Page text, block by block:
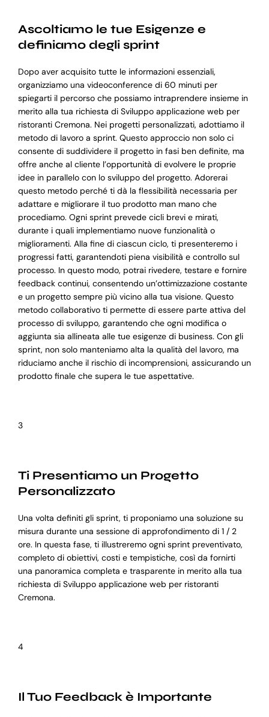
Ascoltiamo le tue Esigenze e
definiamo degli sprint
Dopo aver acquisito tutte le informazioni essenziali,
organizziamo una videoconference di 60 minuti per
spiegarti il percorso che possiamo intraprendere insieme in
merito alla tua richiesta di Sviluppo applicazione web per
ristoranti Cremona. Nei progetti personalizzati, adottiamo il
metodo di lavoro a sprint. Questo approccio non solo ci
consente di suddividere il progetto in fasi ben definite, ma
offre anche al cliente l’opportunità di evolvere le proprie
idee in parallelo con lo sviluppo del progetto. Adorerai
questo metodo perché ti dà la flessibilità necessaria per
adattare e migliorare il tuo prodotto man mano che
procediamo. Ogni sprint prevede cicli brevi e mirati,
durante i quali implementiamo nuove funzionalità o
miglioramenti. Alla fine di ciascun ciclo, ti presenteremo i
progressi fatti, garantendoti piena visibilità e controllo sul
processo. In questo modo, potrai rivedere, testare e fornire
feedback continui, consentendo un’ottimizzazione costante
e un progetto sempre più vicino alla tua visione. Questo
metodo collaborativo ti permette di essere parte attiva del
processo di sviluppo, garantendo che ogni modifica o
aggiunta sia allineata alle tue esigenze di business. Con gli
sprint, non solo manteniamo alta la qualità del lavoro, ma
riduciamo anche il rischio di incomprensioni, assicurando un
prodotto finale che supera le tue aspettative.
3
Ti Presentiamo un Progetto
Personalizzato
Una volta definiti gli sprint, ti proponiamo una soluzione su
misura durante una sessione di approfondimento di 1 / 2
ore. In questa fase, ti illustreremo ogni sprint preventivato,
completo di obiettivi, costi e tempistiche, così da fornirti
una panoramica completa e trasparente in merito alla tua
richiesta di Sviluppo applicazione web per ristoranti
Cremona.
4
Il Tuo Feedback è Importante